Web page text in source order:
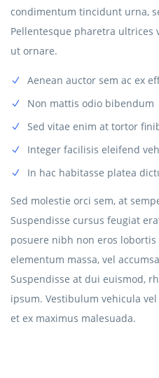
condimentum tincidunt urna,
Pellentesque pharetra ultrices
ut ornare.
Aenean auctor sem ac ex
Non mattis odio bibendum
Sed vitae enim at tortor
Integer facilisis eleifend
In hac habitasse platea
Sed molestie orci sem, at
Suspendisse cursus feugiat
posuere nibh non eros
elementum massa, vel
Suspendisse at dui euismod,
ipsum. Vestibulum vehicula
et ex maximus malesuada.